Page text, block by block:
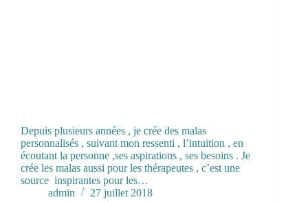
Depuis plusieurs années , je crée des malas
personnalisés , suivant mon ressenti , l’intuition , en
écoutant la personne ,ses aspirations , ses besoins . Je
crée les malas aussi pour les thérapeutes , c’est une
source inspirantes pour les…
admin
27 juillet 2018